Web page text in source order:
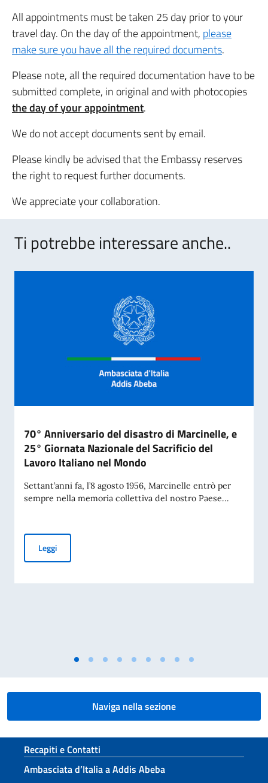
All appointments must be taken 25 day prior to your
travel day. On the day of the appointment, please
make sure you have all the required documents.
Please note, all the required documentation have to be
submitted complete, in original and with photocopies
the day of your appointment.
We do not accept documents sent by email.
Please kindly be advised that the Embassy reserves
the right to request further documents.
We appreciate your collaboration.
Ti potrebbe interessare anche..
70° Anniversario del disastro di Marcinelle, e
25° Giornata Nazionale del Sacrificio del
Lavoro Italiano nel Mondo
Settant’anni fa, l’8 agosto 1956, Marcinelle entrò per
sempre nella memoria collettiva del nostro Paese...
Leggi70° Anniversario del disastro di Marcinelle, e 25°
Naviga nella sezione
Sezione footer
Recapiti e Contatti
Ambasciata d’Italia a Addis Abeba